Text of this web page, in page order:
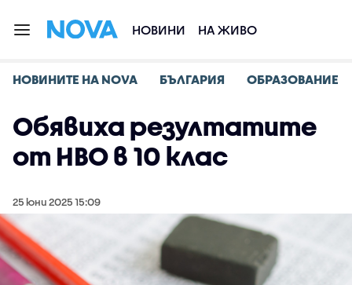
НОВИНИ НА ЖИВО
НОВИНИТЕ НА NOVA БЪЛГАРИЯ ОБРАЗОВАНИЕ
Обявиха резултатите
от НВО в 10 клас
25 юни 2025 15:09